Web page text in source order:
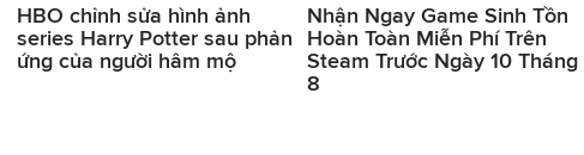
HBO chỉnh sửa hình ảnh
series Harry Potter sau phản
ứng của người hâm mộ
Nhận Ngay Game Sinh Tồn
Hoàn Toàn Miễn Phí Trên
Steam Trước Ngày 10 Tháng
8